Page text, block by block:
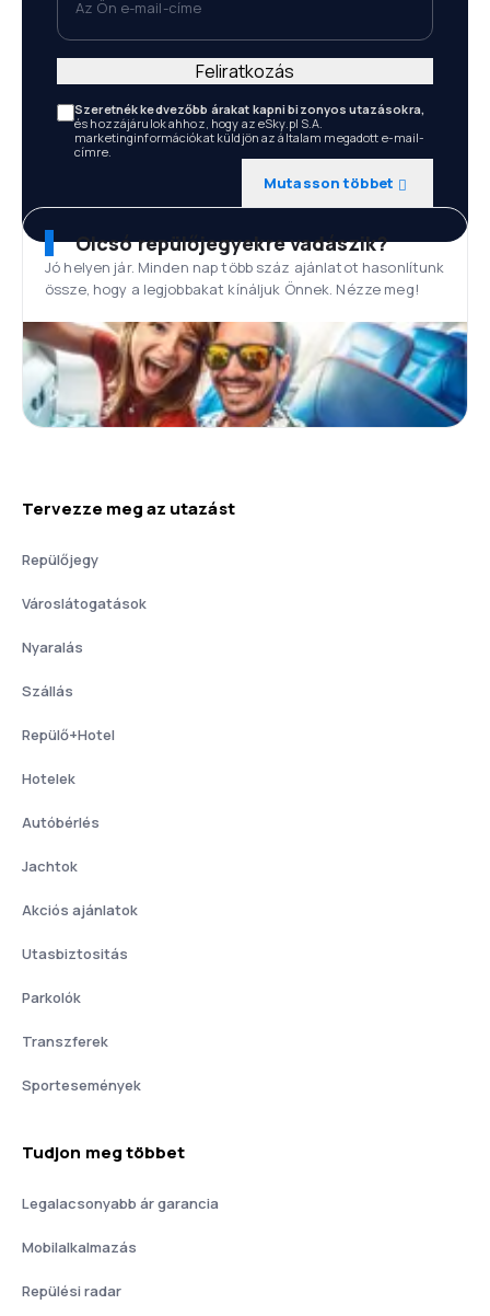
Szeretnék kedvezőbb árakat kapni bizonyos utazásokra,
és hozzájárulok ahhoz, hogy az eSky.pl S.A.
marketinginformációkat küldjön az általam megadott e-mail-
címre.
Mutasson többet
Feliratkozás
Olcsó repülőjegyekre vadászik?
Jó helyen jár. Minden nap több száz ajánlatot hasonlítunk
össze, hogy a legjobbakat kínáljuk Önnek. Nézze meg!
Tervezze meg az utazást
Repülőjegy
Városlátogatások
Nyaralás
Szállás
Repülő+Hotel
Hotelek
Autóbérlés
Jachtok
Akciós ajánlatok
Utasbiztositás
Parkolók
Transzferek
Sportesemények
Tudjon meg többet
Legalacsonyabb ár garancia
Mobilalkalmazás
Repülési radar